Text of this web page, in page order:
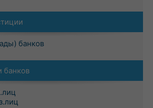
банков
банков